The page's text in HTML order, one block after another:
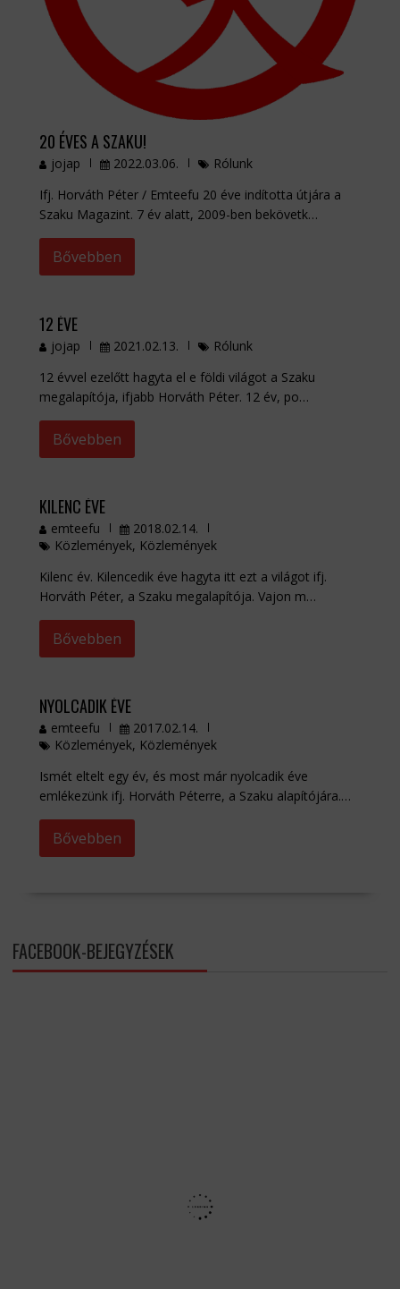
20 ÉVES A SZAKU!
jojap 2022.03.06.
Rólunk
Ifj. Horváth Péter / Emteefu 20 éve indította útjára a
Szaku Magazint. 7 év alatt, 2009-ben bekövetk…
Bővebben
12 ÉVE
jojap 2021.02.13.
Rólunk
12 évvel ezelőtt hagyta el e földi világot a Szaku
megalapítója, ifjabb Horváth Péter. 12 év, po…
Bővebben
KILENC ÉVE
emteefu
2018.02.14.
Közlemények, Közlemények
Kilenc év. Kilencedik éve hagyta itt ezt a világot ifj.
Horváth Péter, a Szaku megalapítója. Vajon m…
Bővebben
NYOLCADIK ÉVE
emteefu
2017.02.14.
Közlemények, Közlemények
Ismét eltelt egy év, és most már nyolcadik éve
emlékezünk ifj. Horváth Péterre, a Szaku alapítójára.…
Bővebben
FACEBOOK-BEJEGYZÉSEK